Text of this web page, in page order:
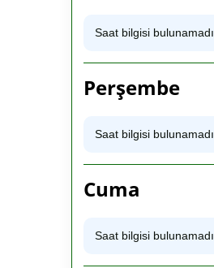
Saat bilgisi bulunamadı.
Perşembe
Saat bilgisi bulunamadı.
Cuma
Saat bilgisi bulunamadı.